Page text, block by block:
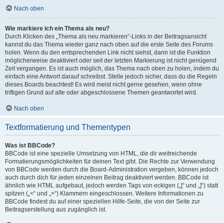
Nach oben
Wie markiere ich ein Thema als neu?
Durch Klicken des „Thema als neu markieren“-Links in der Beitragsansicht
kannst du das Thema wieder ganz nach oben auf die erste Seite des Forums
holen. Wenn du den entsprechenden Link nicht siehst, dann ist die Funktion
möglicherweise deaktiviert oder seit der letzten Markierung ist nicht genügend
Zeit vergangen. Es ist auch möglich, das Thema nach oben zu holen, indem du
einfach eine Antwort darauf schreibst. Stelle jedoch sicher, dass du die Regeln
dieses Boards beachtest! Es wird meist nicht gerne gesehen, wenn ohne
triftigen Grund auf alte oder abgeschlossene Themen geantwortet wird.
Nach oben
Textformatierung und Thementypen
Was ist BBCode?
BBCode ist eine spezielle Umsetzung von HTML, die dir weitreichende
Formatierungsmöglichkeiten für deinen Text gibt. Die Rechte zur Verwendung
von BBCode werden durch die Board-Administration vergeben, können jedoch
auch durch dich für jeden einzelnen Beitrag deaktiviert werden. BBCode ist
ähnlich wie HTML aufgebaut, jedoch werden Tags von eckigen („[“ und „]“) statt
spitzen („<“ und „>“) Klammern eingeschlossen. Weitere Informationen zu
BBCode findest du auf einer speziellen Hilfe-Seite, die von der Seite zur
Beitragserstellung aus zugänglich ist.